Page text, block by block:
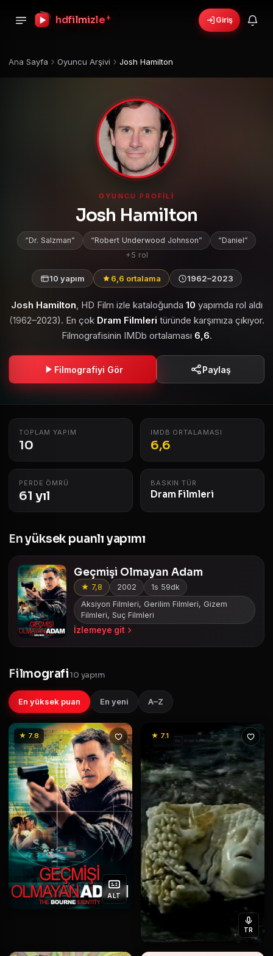
hdfilmizle + Giriş
Ana Sayfa Oyuncu Arşivi Josh Hamilton
OYUNCU PROFILI
Josh Hamilton
Dr. Salzman Robert Underwood Johnson
Daniel
+5 rol
10 yapım 6,6 ortalama 1962–2023
Josh Hamilton, HD Film izle kataloğunda 10 yapımda rol aldı
(1962–2023). En çok Dram Filmleri türünde karşımıza çıkıyor.
Filmografisinin IMDb ortalaması 6,6.
Filmografiyi Gör Paylaş
TOPLAM YAPIM
10
IMDB ORTALAMASI
6,6
PERDE ÖMRÜ
61 yıl
BASKIN TÜR
Dram Filmleri
En yüksek puanlı yapımı
Geçmişi Olmayan Adam
★ 7,8 2002
1s 59dk
Aksiyon Filmleri, Gerilim Filmleri, Gizem
Filmleri, Suç Filmleri
İzlemeye git
Filmografi10 yapım
En yüksek puan En yeni A–Z
★ 7.8
ALT
★ 7.1
TR